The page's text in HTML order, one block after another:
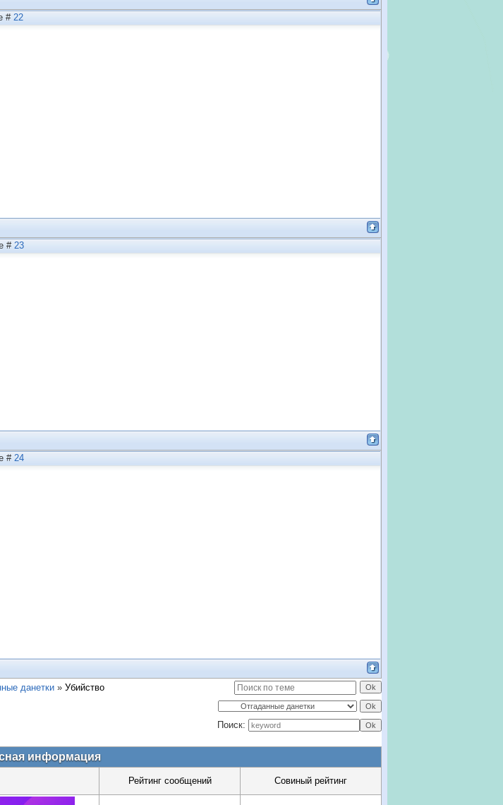
# 22
# 23
# 24
данетки » Убийство
Поиск:
информация
Рейтинг сообщений Совиный рейтинг